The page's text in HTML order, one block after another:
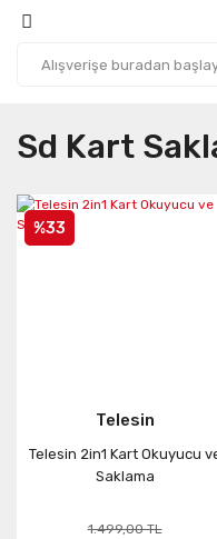
Sd Kart
%33
Telesin
Telesin 2in1 Kart Okuyucu
Saklama
1.499,00 TL